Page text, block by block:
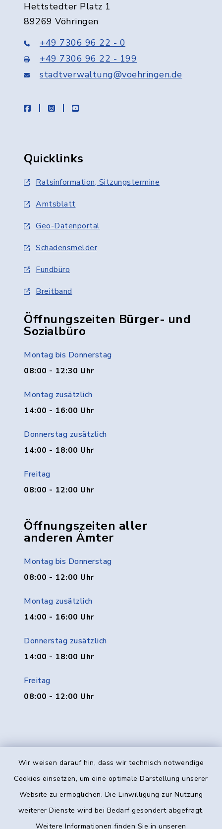
Wir weisen darauf hin, dass wir technisch notwendige
Cookies einsetzen, um eine optimale Darstellung unserer
Website zu ermöglichen. Die Einwilligung zur Nutzung
weiterer Dienste wird bei Bedarf gesondert abgefragt.
Weitere Informationen finden Sie in unseren
Hettstedter Platz 1
89269 Vöhringen
+49 7306 96 22 - 0
+49 7306 96 22 - 199
stadtverwaltung@voehringen.de
facebookinstagramyoutube
Quicklinks
Ratsinformation, Sitzungstermine
Amtsblatt
Geo-Datenportal
Schadensmelder
Fundbüro
Breitband
Öffnungszeiten Bürger- und
Sozialbüro
Montag bis Donnerstag
08:00 - 12:30 Uhr
Montag zusätzlich
14:00 - 16:00 Uhr
Donnerstag zusätzlich
14:00 - 18:00 Uhr
Freitag
08:00 - 12:00 Uhr
Öffnungszeiten aller
anderen Ämter
Montag bis Donnerstag
08:00 - 12:00 Uhr
Montag zusätzlich
14:00 - 16:00 Uhr
Donnerstag zusätzlich
14:00 - 18:00 Uhr
Freitag
08:00 - 12:00 Uhr
Kontakt